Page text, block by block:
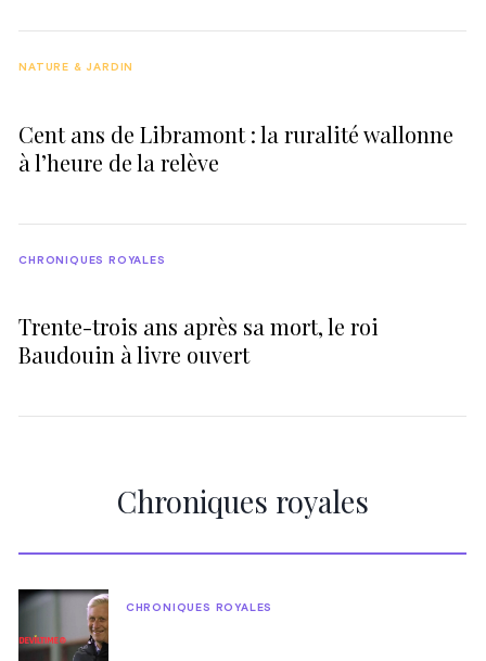
Cent ans de Libramont : la ruralité wallonne
à l’heure de la relève
NATURE & JARDIN
Trente-trois ans après sa mort, le roi
Baudouin à livre ouvert
CHRONIQUES ROYALES
Chroniques royales
CHRONIQUES ROYALES